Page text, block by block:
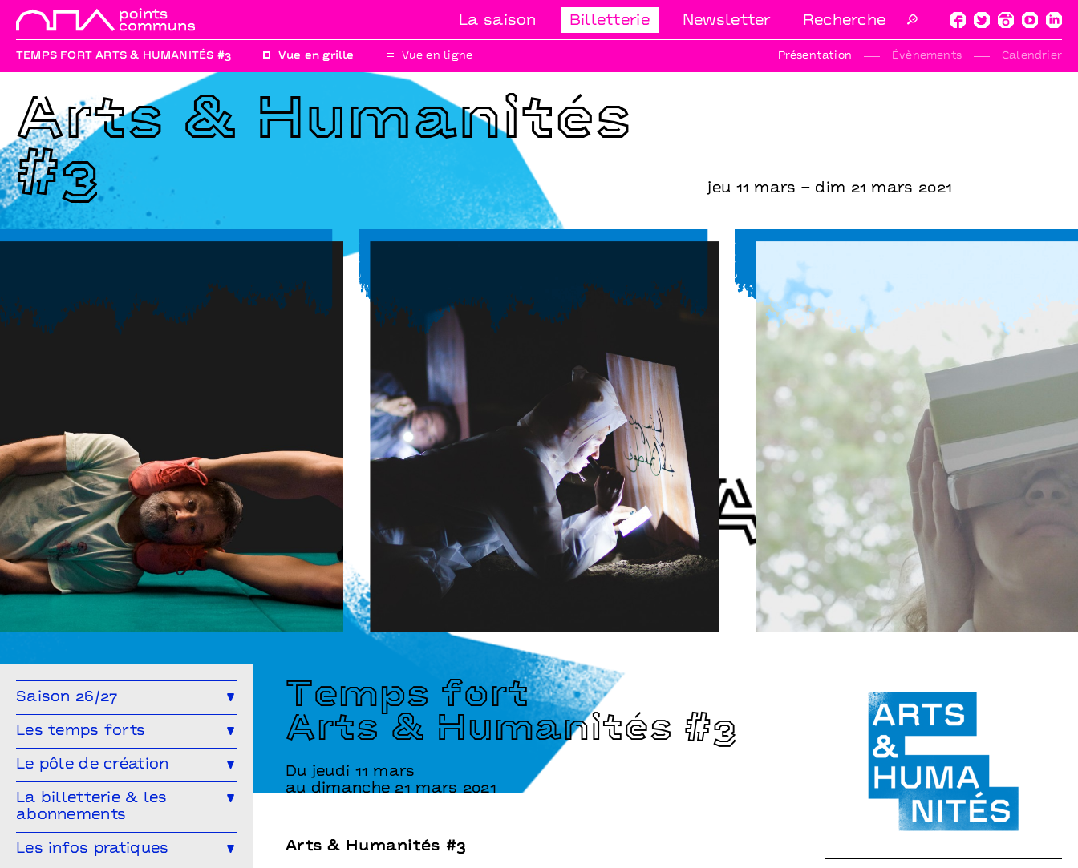
La saison Billetterie Newsletter 🔎
TEMPS FORT ARTS & HUMANITÉS #3 Vue en grille Vue en ligne Présentation Évènements Calendrier
Arts & Humanités
#3
jeu 11 mars – dim 21 mars 2021
Saison 26/27
Toute la saison Théâtre
Cirque Magie Espace public
Projet participatif
En famille Ateliers
Les temps forts
Génération(s) - Saison #9
Projet participatif : Deblozay
Le pôle de création
Ailleurs & Ici • PIPD
Artistes en résidence 2024-2027
Résidences précédentes
La billetterie & les
abonnements
Comment réserver ? Les tarifs
Les infos pratiques
Temps fort
Arts & Humanités #3
Du jeudi 11 mars
au dimanche 21 mars 2021
Arts & Humanités #3